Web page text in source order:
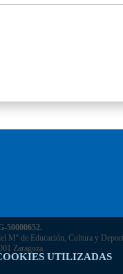
UTILIZADAS
50000652.
Mº de Educación, Cultura y
Zaragoza.